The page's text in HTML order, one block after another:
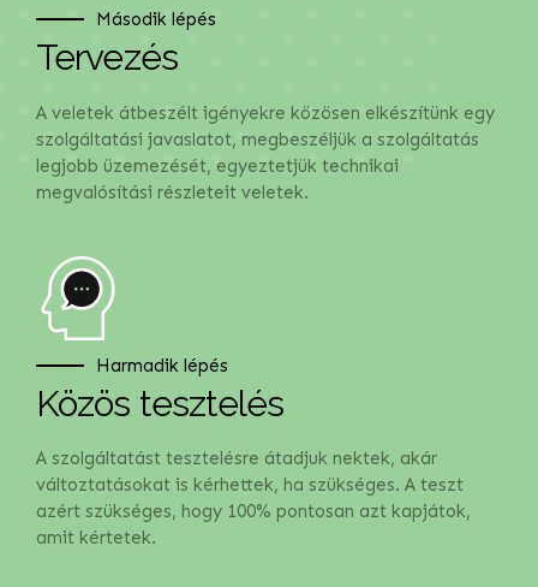
Második lépés
Tervezés
A veletek átbeszélt igényekre közösen elkészítünk egy
szolgáltatási javaslatot, megbeszéljük a szolgáltatás
legjobb üzemezését, egyeztetjük technikai
megvalósítási részleteit veletek.
Harmadik lépés
Közös tesztelés
A szolgáltatást tesztelésre átadjuk nektek, akár
változtatásokat is kérhettek, ha szükséges. A teszt
azért szükséges, hogy 100% pontosan azt kapjátok,
amit kértetek.